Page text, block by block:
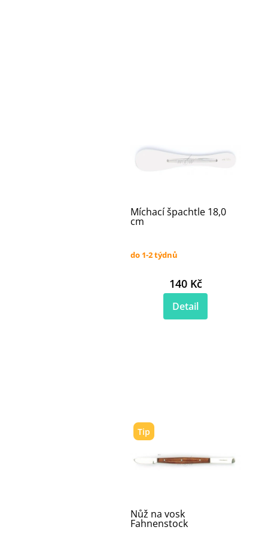
Míchací špachtle 18,0
cm
do 1-2 týdnů
140 Kč
Detail
Tip
Nůž na vosk
Fahnenstock